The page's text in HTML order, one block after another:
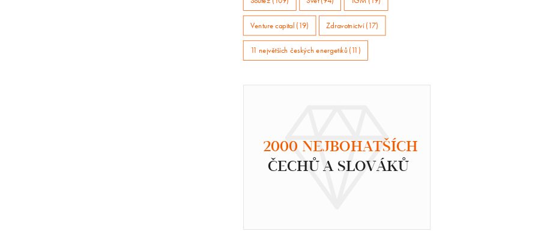
Venture capital (19) Zdravotnictví (17)
11 největších českých energetiků (11)
2000 NEJBOHATŠÍCH
ČECHŮ A SLOVÁKŮ